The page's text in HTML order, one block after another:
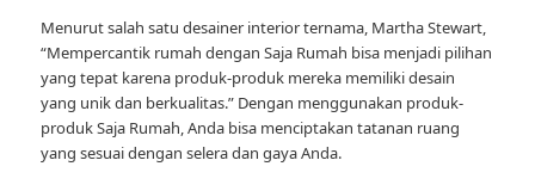
Menurut salah satu desainer interior ternama, Martha Stewart,
“Mempercantik rumah dengan Saja Rumah bisa menjadi pilihan
yang tepat karena produk-produk mereka memiliki desain
yang unik dan berkualitas.” Dengan menggunakan produk-
produk Saja Rumah, Anda bisa menciptakan tatanan ruang
yang sesuai dengan selera dan gaya Anda.